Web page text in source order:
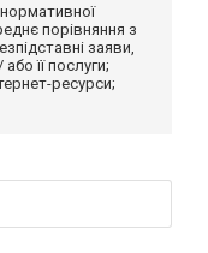
порівняння з
заяви,
її послуги;
ресурси;